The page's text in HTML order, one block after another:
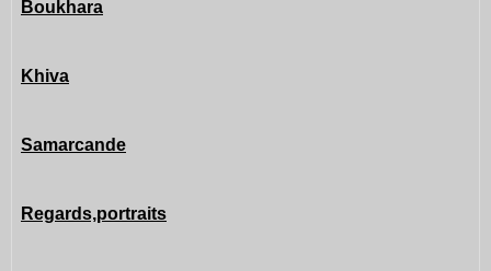
Boukhara
Khiva
Samarcande
Regards,portraits